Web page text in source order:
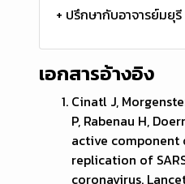
+ ปรึกษากับอาจารย์มยุรี
เอกสารอ้างอิง
Cinatl J,
P, Rabenau H,
active
replication of
coronavirus.